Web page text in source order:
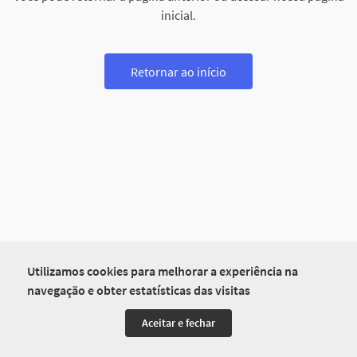
Utilizamos cookies para melhorar a experiência na
navegação e obter estatísticas das visitas
Aceitar e fechar
inicial.
Retornar ao início